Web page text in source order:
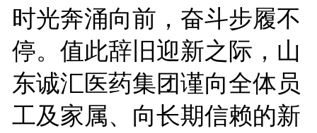
时光奔涌向前，奋斗步履不
停。值此辞旧迎新之际，山
东诚汇医药集团谨向全体员
工及家属、向长期信赖的新